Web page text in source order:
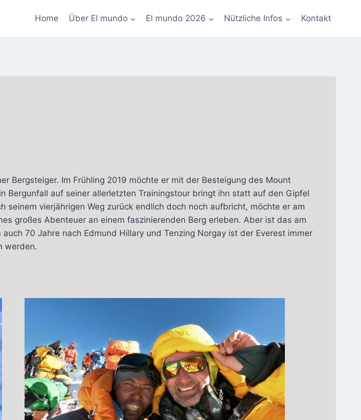
Home Über El mundo El mundo 2026 Nützliche Infos Kontakt
Bergsteiger. Im Frühling 2019 möchte er mit der Besteigung des Mount
Bergunfall auf seiner allerletzten Trainingstour bringt ihn statt auf den Gipfel
seinem vierjährigen Weg zurück endlich doch noch aufbricht, möchte er am
großes Abenteuer an einem faszinierenden Berg erleben. Aber ist das am
70 Jahre nach Edmund Hillary und Tenzing Norgay ist der Everest immer
werden.